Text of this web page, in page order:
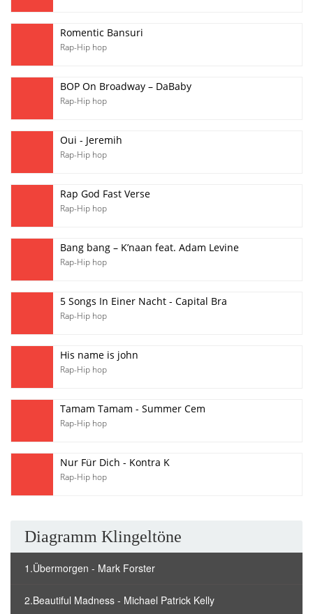
Romentic Bansuri
Rap-Hip hop
BOP On Broadway – DaBaby
Rap-Hip hop
Oui - Jeremih
Rap-Hip hop
Rap God Fast Verse
Rap-Hip hop
Bang bang – K’naan feat. Adam Levine
Rap-Hip hop
5 Songs In Einer Nacht - Capital Bra
Rap-Hip hop
His name is john
Rap-Hip hop
Tamam Tamam - Summer Cem
Rap-Hip hop
Nur Für Dich - Kontra K
Rap-Hip hop
Diagramm Klingeltöne
1.Übermorgen - Mark Forster
2.Beautiful Madness - Michael Patrick Kelly